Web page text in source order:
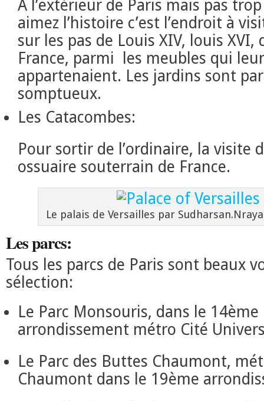
A l’extérieur de Paris mais pas
aimez l’histoire c’est l’endroit à
sur les pas de Louis XIV, louis XVI,
France, parmi les meubles qui leur
appartenaient. Les jardins sont
somptueux.
Les Catacombes:
Pour sortir de l’ordinaire, la visite
ossuaire souterrain de France.
Le palais de Versailles par
Les parcs:
Tous les parcs de Paris sont beaux
sélection:
Le Parc Monsouris, dans le 14ème
arrondissement métro Cité
Le Parc des Buttes Chaumont,
Chaumont dans le 19ème